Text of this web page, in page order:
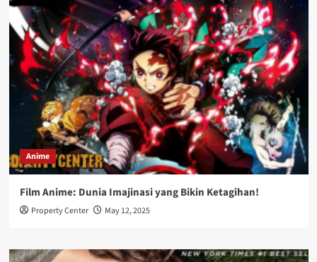
Anime
Film Anime: Dunia Imajinasi yang Bikin Ketagihan!
Property Center May 12, 2025